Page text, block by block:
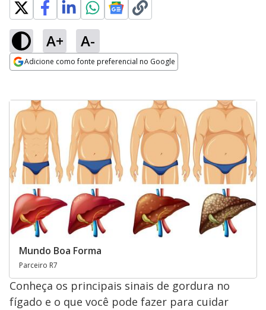
A+ A-
Adicione como fonte preferencial no Google
Mundo Boa Forma
Parceiro R7
Conheça os principais sinais de gordura no
fígado e o que você pode fazer para cuidar